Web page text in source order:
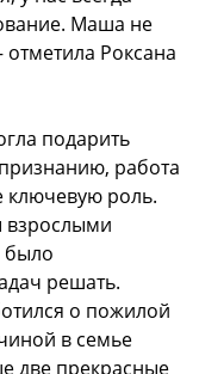
Маша не
Роксана
подарить
работа
ключевую роль.
взрослыми
было
решать.
о пожилой
в семье
две прекрасные